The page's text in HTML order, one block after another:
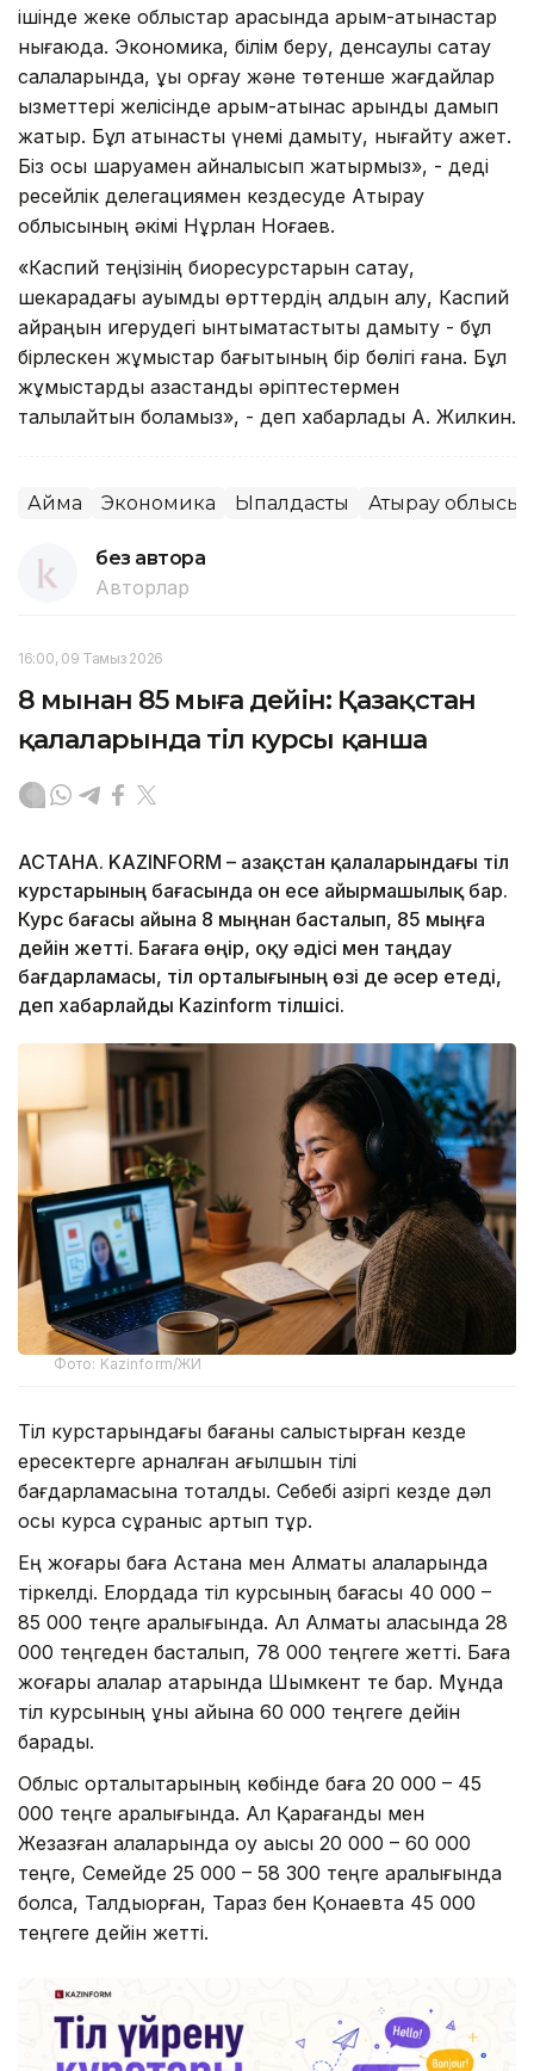
ішінде жеке облыстар арасында қарым-қатынастар
нығаюда. Экономика, білім беру, денсаулық сақтау
салаларында, құқық қорғау және төтенше жағдайлар
қызметтері желісінде қарым-қатынас қарқынды дамып
жатыр. Бұл қатынасты үнемі дамыту, нығайту қажет.
Біз осы шаруамен айналысып жатырмыз», - деді
ресейлік делегациямен кездесуде Атырау
облысының әкімі Нұрлан Ноғаев.
«Каспий теңізінің биоресурстарын сақтау,
шекарадағы ауқымды өрттердің алдын алу, Каспий
қайраңын игерудегі ынтымақтастықты дамыту - бұл
бірлескен жұмыстар бағытының бір бөлігі ғана. Бұл
жұмыстарды қазақстандық әріптестермен
талқылайтын боламыз», - деп хабарлады А. Жилкин.
Аймақ Экономика Ықпалдастық Атырау облысы
без автора
Авторлар
16:00, 09 Тамыз 2026
8 мыңнан 85 мыңға дейін: Қазақстан
қалаларында тіл курсы қанша
АСТАНА. KAZINFORM – Қазақстан қалаларындағы тіл
курстарының бағасында он есе айырмашылық бар.
Курс бағасы айына 8 мыңнан басталып, 85 мыңға
дейін жетті. Бағаға өңір, оқу әдісі мен таңдау
бағдарламасы, тіл орталығының өзі де әсер етеді,
деп хабарлайды Kazinform тілшісі.
Фото: Kazinform/ЖИ
Тіл курстарындағы бағаны салыстырған кезде
ересектерге арналған ағылшын тілі
бағдарламасына тоқталдық. Себебі қазіргі кезде дәл
осы курсқа сұраныс артып тұр.
Ең жоғары баға Астана мен Алматы қалаларында
тіркелді. Елордада тіл курсының бағасы 40 000 –
85 000 теңге аралығында. Ал Алматы қаласында 28
000 теңгеден басталып, 78 000 теңгеге жетті. Баға
жоғары қалалар қатарында Шымкент те бар. Мұнда
тіл курсының құны айына 60 000 теңгеге дейін
барады.
Облыс орталықтарының көбінде баға 20 000 – 45
000 теңге аралығында. Ал Қарағанды мен
Жезқазған қалаларында оқу ақысы 20 000 – 60 000
теңге, Семейде 25 000 – 58 300 теңге аралығында
болса, Талдықорған, Тараз бен Қонаевта 45 000
теңгеге дейін жетті.